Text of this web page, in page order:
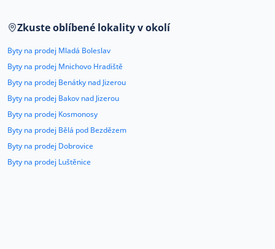
O nás
Kariéra
Kontakt
Zkuste oblíbené lokality v okolí
Byty na prodej Mladá Boleslav
Byty na prodej Mnichovo Hradiště
Byty na prodej Benátky nad Jizerou
Byty na prodej Bakov nad Jizerou
Byty na prodej Kosmonosy
Byty na prodej Bělá pod Bezdězem
Byty na prodej Dobrovice
Byty na prodej Luštěnice